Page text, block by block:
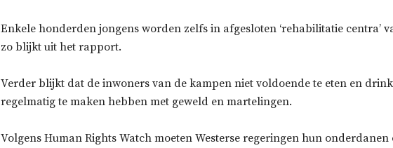
Enkele honderden jongens worden zelfs in afgesloten ‘rehabilitatie centra’
zo blijkt uit het rapport.
Verder blijkt dat de inwoners van de kampen niet voldoende te eten en
regelmatig te maken hebben met geweld en martelingen.
Volgens Human Rights Watch moeten Westerse regeringen hun